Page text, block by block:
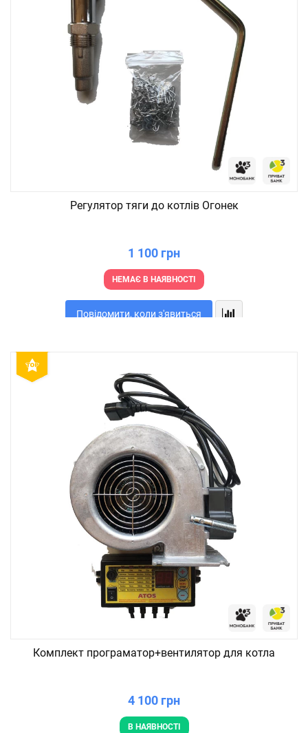
Регулятор тяги до котлів Огонек
1 100 грн
НЕМАЄ В НАЯВНОСТІ
Повідомити, коли з'явиться
Комплект програматор+вентилятор для котла
4 100 грн
В НАЯВНОСТІ